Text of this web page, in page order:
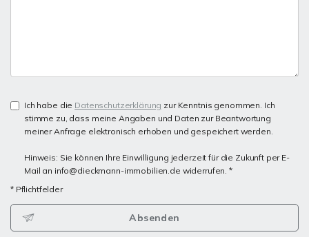
Ich habe die Datenschutzerklärung zur Kenntnis genommen. Ich
stimme zu, dass meine Angaben und Daten zur Beantwortung
meiner Anfrage elektronisch erhoben und gespeichert werden.
Hinweis: Sie können Ihre Einwilligung jederzeit für die Zukunft per E-
Mail an info@dieckmann-immobilien.de widerrufen. *
* Pflichtfelder
Absenden